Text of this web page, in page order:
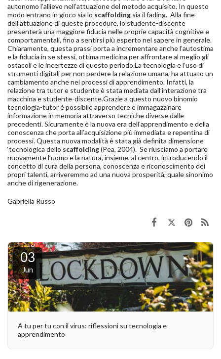
autonomo l’allievo nell’attuazione del metodo acquisito. In questo
modo entrano in gioco sia lo scaffolding sia il fading. Alla fine
dell’attuazione di queste procedure, lo studente-discente
presenterà una maggiore fiducia nelle proprie capacità cognitive e
comportamentali, fino a sentirsi più esperto nel sapere in generale.
Chiaramente, questa prassi porta a incrementare anche l’autostima
e la fiducia in se stessi, ottima medicina per affrontare al meglio gli
ostacoli e le incertezze di questo periodo.La tecnologia e l’uso di
strumenti digitali per non perdere la relazione umana, ha attuato un
cambiamento anche nei processi di apprendimento. Infatti, la
relazione tra tutor e studente è stata mediata dall’interazione tra
macchina e studente-discente.Grazie a questo nuovo binomio
tecnologia-tutor è possibile apprendere e immagazzinare
informazione in memoria attraverso tecniche diverse dalle
precedenti. Sicuramente è la nuova era dell’apprendimento e della
conoscenza che porta all’acquisizione più immediata e repentina di
processi. Questa nuova modalità è stata già definita dimensione
‘tecnologica dello scaffolding(Pea, 2004). Se riusciamo a portare
nuovamente l’uomo e la natura, insieme, al centro, introducendo il
concetto di cura della persona, conoscenza e riconoscimento dei
propri talenti, arriveremmo ad una nuova prosperità, quale sinonimo
anche di rigenerazione.
Gabriella Russo
03
Jun
A tu per tu con il virus: riflessioni su tecnologia e
apprendimento